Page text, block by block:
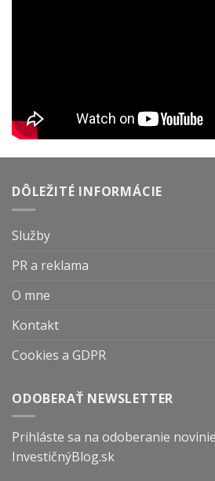
DÔLEŽITÉ INFORMÁCIE
Služby
PR a reklama
O mne
Kontakt
Cookies a GDPR
ODOBERAŤ NEWSLETTER
Prihláste sa na odoberanie
InvestičnýBlog.sk